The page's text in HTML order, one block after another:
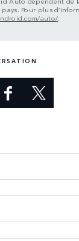
Pour plus
auto/